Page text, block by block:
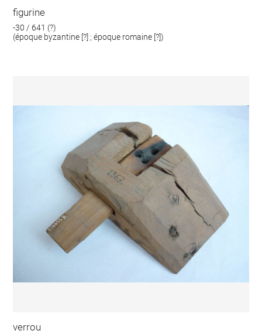
figurine
-30 / 641 (?)
(époque byzantine [?] ; époque romaine [?])
verrou